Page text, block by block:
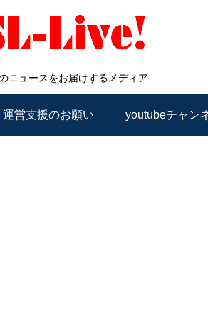
ニュースをお届けするメディア
運営支援のお願い youtubeチャン